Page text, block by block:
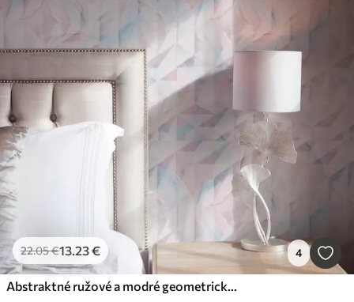
22.05€13.23€ 4
Abstraktné ružové a modré geometrické vzory